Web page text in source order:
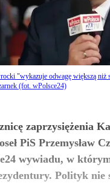
"wykazuje odwagę większą niż
(fot. wPolsce24)
zaprzysiężenia
PiS Przemysław
wywiadu, w
Polityk nie